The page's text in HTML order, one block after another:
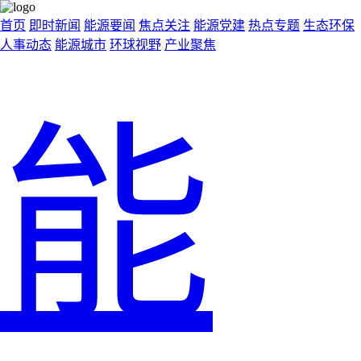
首页 即时新闻 能源要闻 焦点关注 能源党建 热点专题 生态环保
人事动态 能源城市 环球视野 产业聚焦
能